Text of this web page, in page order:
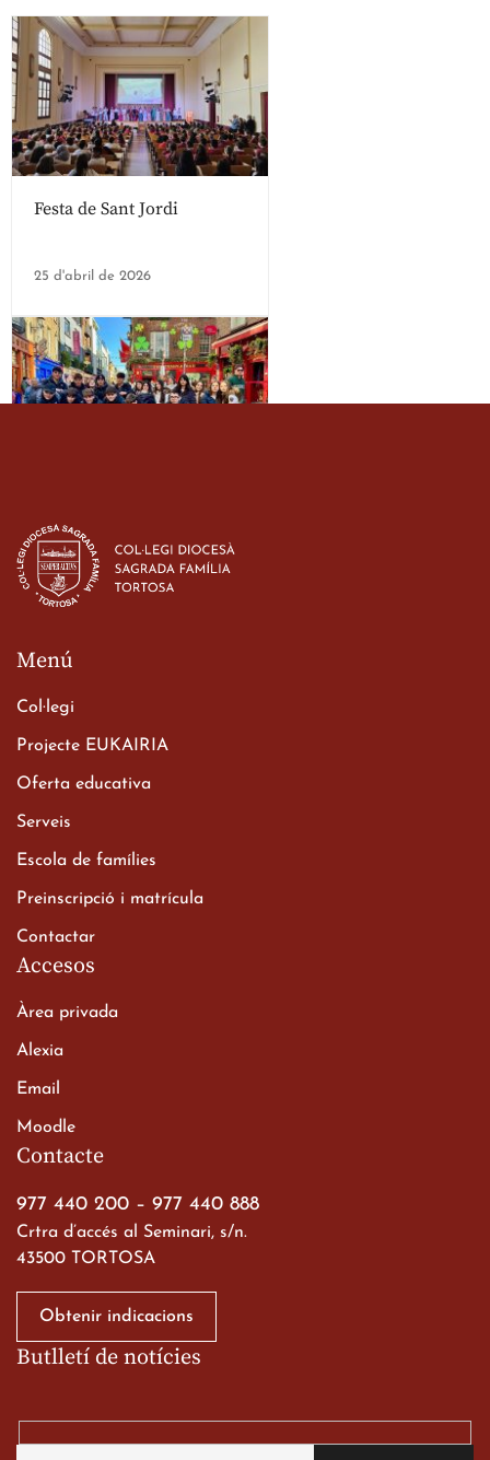
Festa de Sant Jordi
25 d'abril de 2026
d’ESO-BSD a Irlanda
23 de març de 2026
Xerrada del Sr. Bisbe als
Batxillerat
a les ciutats imperials
alumnes al Tortosa
Contacte
977 440 200 – 977 440 888
Crtra d’accés al Seminari, s/n.
43500 TORTOSA
Obtenir indicacions
Menú
Col·legi
Projecte EUKAIRIA
Oferta educativa
Serveis
Escola de famílies
Preinscripció i matrícula
Contactar
Accesos
Àrea privada
Alexia
Email
Moodle
Butlletí de notícies